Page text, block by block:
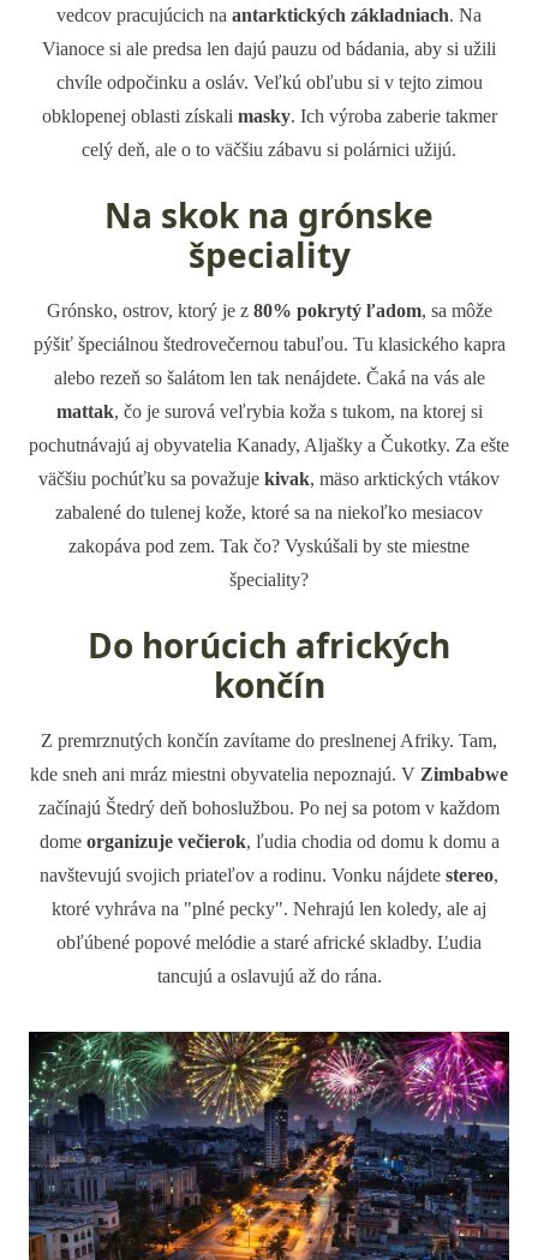
vedcov pracujúcich na antarktických základniach. Na
Vianoce si ale predsa len dajú pauzu od bádania, aby si užili
chvíle odpočinku a osláv. Veľkú obľubu si v tejto zimou
obklopenej oblasti získali masky. Ich výroba zaberie takmer
celý deň, ale o to väčšiu zábavu si polárnici užijú.
Na skok na grónske
špeciality
Grónsko, ostrov, ktorý je z80% pokrytý ľadom, sa môže
pýšiť špeciálnou štedrovečernou tabuľou. Tu klasického kapra
alebo rezeň so šalátom len tak nenájdete. Čaká na vás ale
mattak, čo je surová veľrybia koža s tukom, na ktorej si
pochutnávajú aj obyvatelia Kanady, Aljašky a Čukotky. Za ešte
väčšiu pochúťku sa považuje kivak, mäso arktických vtákov
zabalené do tulenej kože, ktoré sa na niekoľko mesiacov
zakopáva pod zem. Tak čo? Vyskúšali by ste miestne
špeciality?
Do horúcich afrických
končín
Z premrznutých končín zavítame do preslnenej Afriky. Tam,
kde sneh ani mráz miestni obyvatelia nepoznajú. V Zimbabwe
začínajú Štedrý deň bohoslužbou. Po nej sa potom v každom
domeorganizuje večierok, ľudia chodia od domu k domu a
navštevujú svojich priateľov a rodinu. Vonku nájdete stereo,
ktoré vyhráva na "plné pecky". Nehrajú len koledy, ale aj
obľúbené popové melódie a staré africké skladby. Ľudia
tancujú a oslavujú až do rána.